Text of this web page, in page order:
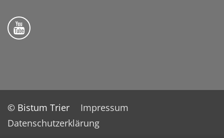
Bistum Trier auf YouTube
© Bistum Trier
Impressum
Datenschutzerklärung